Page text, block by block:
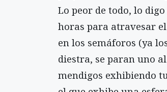
Lo peor de todo, lo
horas para atravesar
en los semáforos (ya
diestra, se paran uno
mendigos exhibiendo